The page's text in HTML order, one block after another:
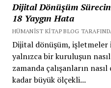
Dijital Dönüşüm
18 Yaygın Hata
HÜMANIST KITAP BLOG
Dijital dönüşüm,
yalnızca bir kuruluşun nasıl
zamanda çalışanların nasıl
kadar büyük ölçekli...